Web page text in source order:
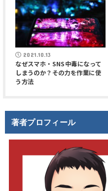
2021.10.13
なぜスマホ・SNS中毒になって
しまうのか？その力を作業に使
う方法
著者プロフィール